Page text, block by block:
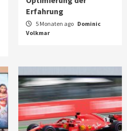
Erfahrung
5 Monaten ago Dominic
Volkmar